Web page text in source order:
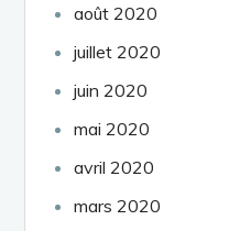
août 2020
juillet 2020
juin 2020
mai 2020
avril 2020
mars 2020